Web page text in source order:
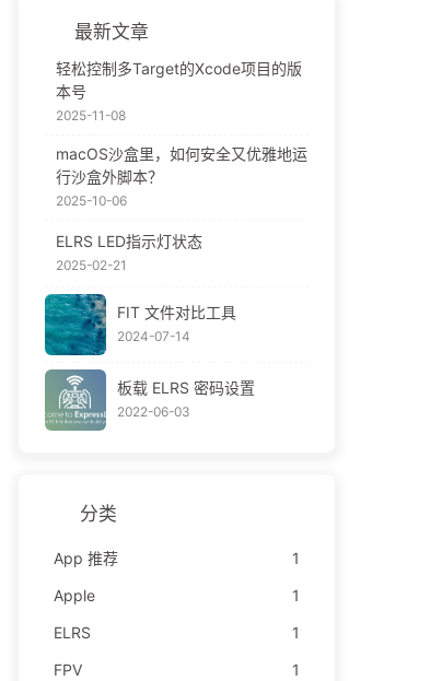
最新文章
轻松控制多Target的Xcode项目的版
本号
2025-11-08
macOS沙盒里，如何安全又优雅地运
行沙盒外脚本？
2025-10-06
ELRS LED指示灯状态
2025-02-21
FIT 文件对比工具
2024-07-14
板载 ELRS 密码设置
2022-06-03
分类
App 推荐
1
Apple
1
ELRS
1
FPV
1